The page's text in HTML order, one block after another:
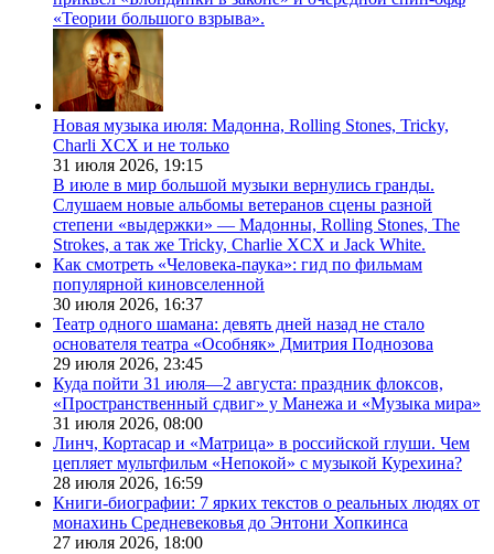
«Теории большого взрыва».
Новая музыка июля: Мадонна, Rolling Stones, Tricky,
Charli XCX и не только
31 июля 2026, 19:15
В июле в мир большой музыки вернулись гранды.
Слушаем новые альбомы ветеранов сцены разной
степени «выдержки» — Мадонны, Rolling Stones, The
Strokes, а так же Tricky, Charlie XCX и Jack White.
Как смотреть «Человека-паука»: гид по фильмам
популярной киновселенной
30 июля 2026, 16:37
Театр одного шамана: девять дней назад не стало
основателя театра «Особняк» Дмитрия Поднозова
29 июля 2026, 23:45
Куда пойти 31 июля—2 августа: праздник флоксов,
«Пространственный сдвиг» у Манежа и «Музыка мира»
31 июля 2026, 08:00
Линч, Кортасар и «Матрица» в российской глуши. Чем
цепляет мультфильм «Непокой» с музыкой Курехина?
28 июля 2026, 16:59
Книги-биографии: 7 ярких текстов о реальных людях от
монахинь Средневековья до Энтони Хопкинса
27 июля 2026, 18:00